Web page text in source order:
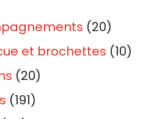
(20)
et brochettes (10)
(20)
(191)